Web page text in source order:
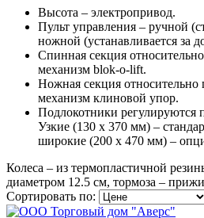
Высота – электропривод.
Пульт управления – ручной
ножной (устанавливается за
Спинная секция
механизм blok-o-lift.
Ножная секция относительно
механизм клиновой упор.
Подлокотники регулируются
Узкие (130 х 370 мм) –
широкие (200 х 470 мм) –
Колеса – из термопластичной
диаметром 12.5 см, тормоза –
Сортировать по: